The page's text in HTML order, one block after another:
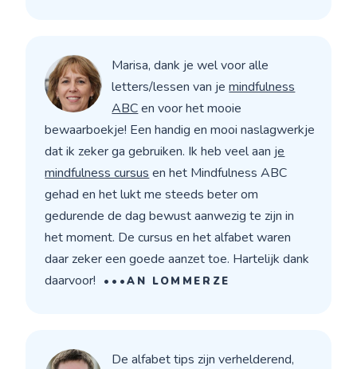
Marisa, dank je wel voor alle
letters/lessen van jemindfulness
ABCen voor het mooie
bewaarboekje! Een handig en mooi naslagwerkje
dat ik zeker ga gebruiken. Ik heb veel aan je
mindfulness cursus en het Mindfulness ABC
gehad en het lukt me steeds beter om
gedurende de dag bewust aanwezig te zijn in
het moment. De cursus en het alfabet waren
daar zeker een goede aanzet toe. Hartelijk dank
daarvoor!
•••AN LOMMERZE
De alfabet tips zijn verhelderend,